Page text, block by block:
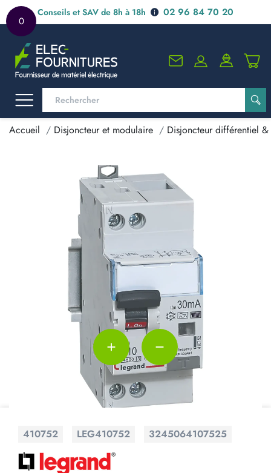
0
Conseils et SAV de 8h à 18h 02 96 84 70 20
Accueil Disjoncteur et modulaire Disjoncteur différentiel
410752 LEG410752 3245064107525
add remove